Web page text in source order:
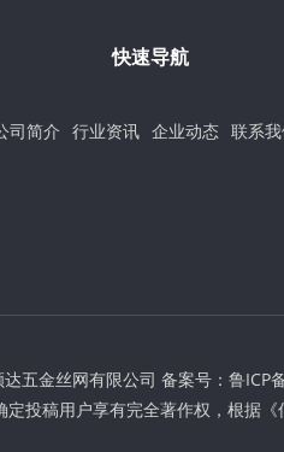
快速导航
司简介 行业资讯 企业动态 联系
五金丝网有限公司 备案号： 鲁ICP
投稿用户享有完全著作权，根据